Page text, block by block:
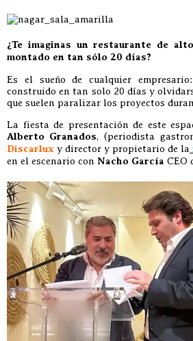
¿Te imaginas un restaurante de
montado en tan sólo 20 días?
Es el sueño de cualquier
construido en tan solo 20 días y
que suelen paralizar los proyectos
La fiesta de presentación de este
Alberto Granados, (periodista
Discarlux y director y propietario de la
en el escenario con Nacho García CEO